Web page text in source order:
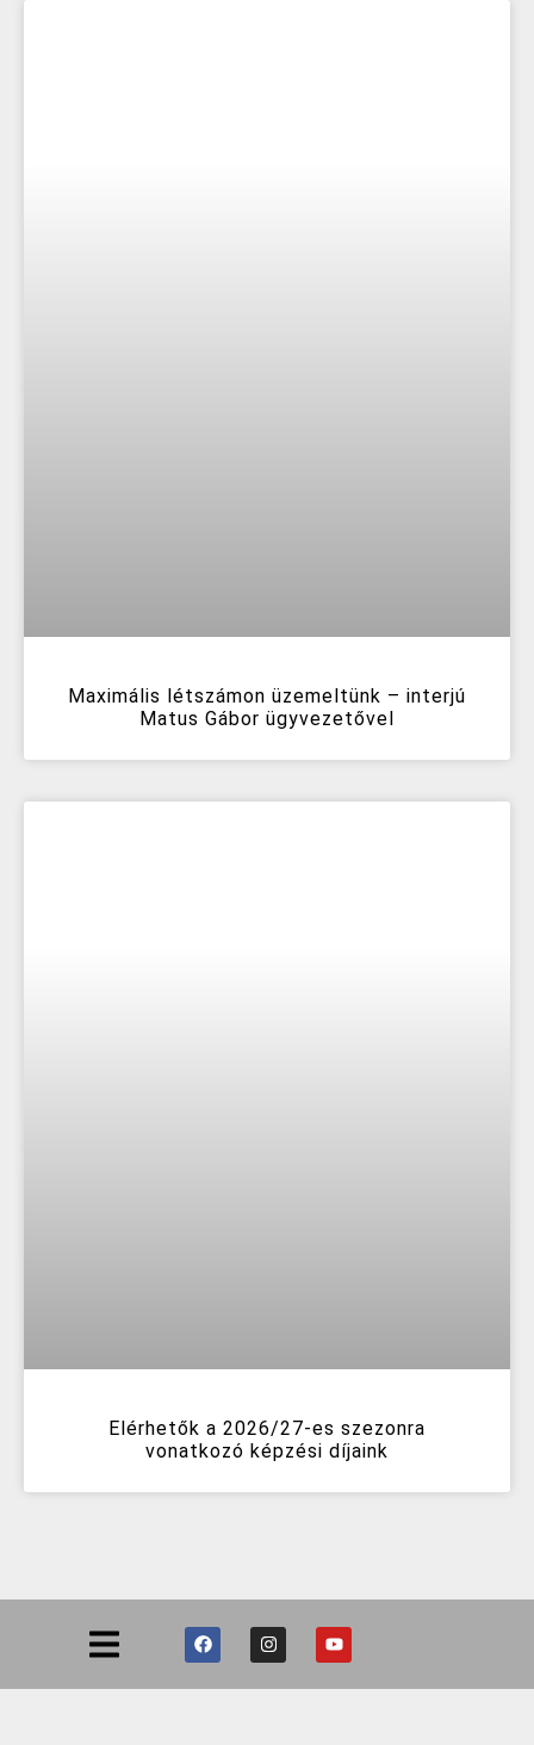
Maximális létszámon üzemeltünk – interjú
Matus Gábor ügyvezetővel
Elérhetők a 2026/27-es szezonra
vonatkozó képzési díjaink